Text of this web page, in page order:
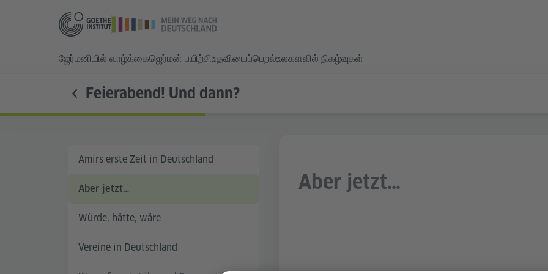
ஜேர்மனியில் வாழ்க்கைஜெர்மன் பயிற்சிஉதவியைப்பெறல்உலகளவில் நிகழ்வுகள்
Feierabend! Und dann?
Amirs erste Zeit in Deutschland
Aber jetzt…
Würde, hätte, wäre
Vereine in Deutschland
Aber jetzt…